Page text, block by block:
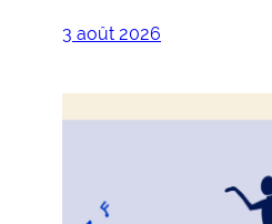
3 août 2026